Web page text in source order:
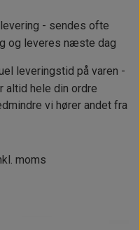
- sendes ofte
og leveres næste dag
leveringstid på varen -
altid hele din ordre
vi hører andet fra
moms